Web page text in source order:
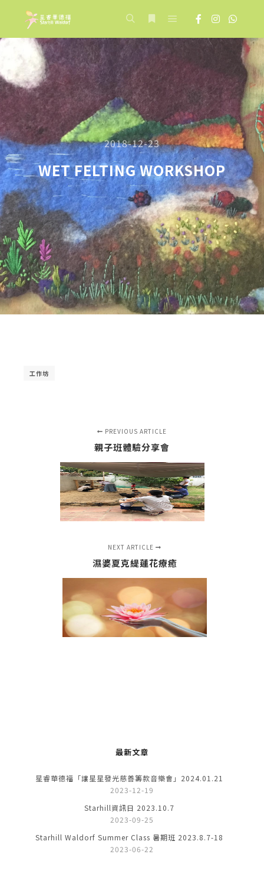
2018-12-23
WET FELTING WORKSHOP
工作坊
PREVIOUS ARTICLE
親子班體驗分享會
NEXT ARTICLE
濕婆夏克緹蓮花療癒
最新文章
星睿華德福「讓星星發光慈善籌款音樂會」2024.01.21
2023-12-19
Starhill資訊日 2023.10.7
2023-09-25
Starhill Waldorf Summer Class 暑期班 2023.8.7-18
2023-06-22